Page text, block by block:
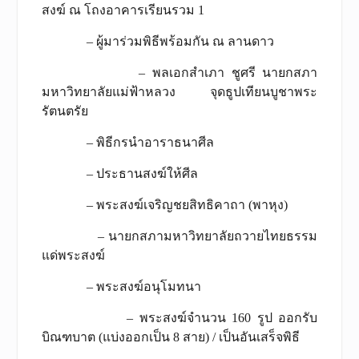
สงฆ์ ณ โถงอาคารเรียนรวม 1
– ผู้มาร่วมพิธีพร้อมกัน ณ ลานดาว
– พลเอกสำเภา ชูศรี นายกสภา
มหาวิทยาลัยแม่ฟ้าหลวง จุดธูปเทียนบูชาพระ
รัตนตรัย
– พิธีกรนำอาราธนาศีล
– ประธานสงฆ์ให้ศีล
– พระสงฆ์เจริญชยสิทธิคาถา (พาหุง)
– นายกสภามหาวิทยาลัยถวายไทยธรรม
แด่พระสงฆ์
– พระสงฆ์อนุโมทนา
– พระสงฆ์จำนวน 160 รูป ออกรับ
บิณฑบาต (แบ่งออกเป็น 8 สาย) / เป็นอันเสร็จพิธี